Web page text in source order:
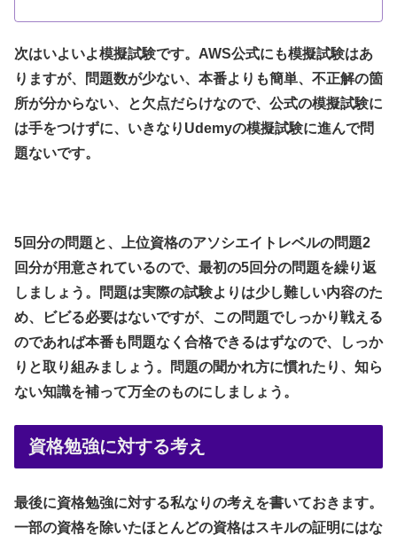
次はいよいよ模擬試験です。AWS公式にも模擬試験はあ
りますが、問題数が少ない、本番よりも簡単、不正解の箇
所が分からない、と欠点だらけなので、公式の模擬試験に
は手をつけずに、いきなりUdemyの模擬試験に進んで問
題ないです。
5回分の問題と、上位資格のアソシエイトレベルの問題2
回分が用意されているので、最初の5回分の問題を繰り返
しましょう。問題は実際の試験よりは少し難しい内容のた
め、ビビる必要はないですが、この問題でしっかり戦える
のであれば本番も問題なく合格できるはずなので、しっか
りと取り組みましょう。問題の聞かれ方に慣れたり、知ら
ない知識を補って万全のものにしましょう。
資格勉強に対する考え
最後に資格勉強に対する私なりの考えを書いておきます。
一部の資格を除いたほとんどの資格はスキルの証明にはな